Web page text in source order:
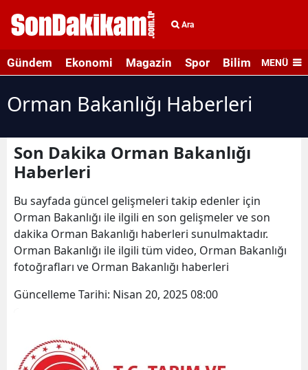
Ara
Gündem Ekonomi Magazin Spor Bilim veMENÜ
Orman Bakanlığı Haberleri
Son Dakika Orman Bakanlığı
Haberleri
Bu sayfada güncel gelişmeleri takip edenler için
Orman Bakanlığı ile ilgili en son gelişmeler ve son
dakika Orman Bakanlığı haberleri sunulmaktadır.
Orman Bakanlığı ile ilgili tüm video, Orman Bakanlığı
fotoğrafları ve Orman Bakanlığı haberleri
Güncelleme Tarihi: Nisan 20, 2025 08:00